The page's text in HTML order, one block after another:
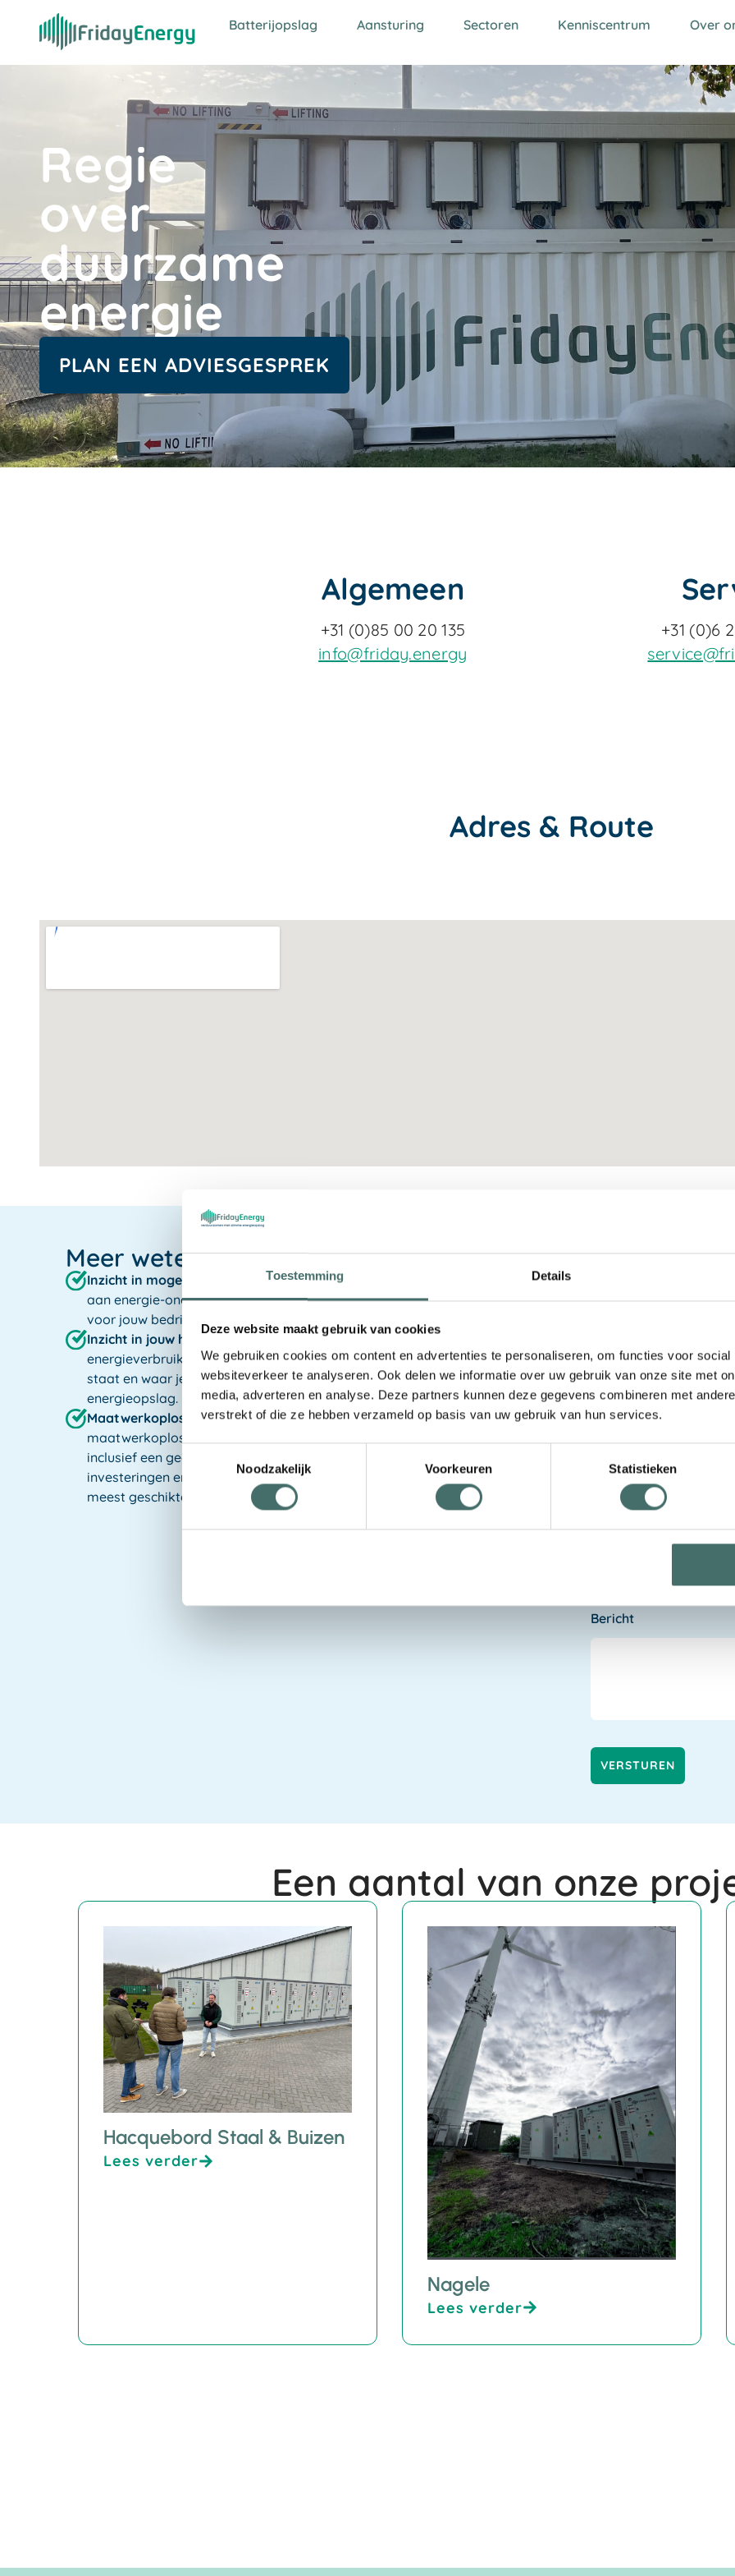
Toestemming Details
Deze website maakt gebruik van cookies
We gebruiken cookies om content en advertenties te personaliseren, om functies voor
websiteverkeer te analyseren. Ook delen we informatie over uw gebruik van onze site met
media, adverteren en analyse. Deze partners kunnen deze gegevens combineren met
verstrekt of die ze hebben verzameld op basis van uw gebruik van hun services.
Noodzakelijk
Voorkeuren Statistieken
Batterijopslag Aansturing Sectoren Kenniscentrum Over
Regie
over
duurzame
energie
PLAN EEN ADVIESGESPREK
Algemeen
+31 (0)85 00 20 135
info@friday.energy
+31 (0)6
Adres & Route
Neem
Bedrijfsnaam
E-mail
Telefoonnummer
Bericht
VERSTUREN
Meer weten?
Inzicht in mogelijkheden:
ontdek hoe energieopslag kan bijdragen
aan energie-onafhankelijkheid en efficiënt energiebeheer. En wat dit
voor jouw bedrijf kan betekenen.
Inzicht in jouw huidige situatie:
krijg gedetailleerd inzicht in jouw
energieverbruik, opwekking, en netaansluiting. Begrijp waar je nu
staat en waar je naartoe kunt met slimme aansturing en
energieopslag.
Maatwerkoplossingen:op basis van je huidige situatie ontvang je
maatwerkoplossingen voor slimme aansturing en energieopslag,
inclusief een gedetailleerde technische en financiële analyse van
investeringen en rendement, om je te helpen bij het kiezen van de
meest geschikte oplossing.
Een aantal van onze
Hacquebord Staal & Buizen
Lees verder
Nagele
Lees verder